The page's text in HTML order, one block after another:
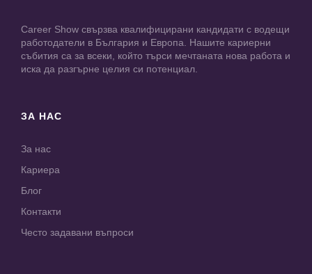
Career Show свързва квалифицирани кандидати с водещи
работодатели в България и Европа. Нашите кариерни
събития са за всеки, който търси мечтаната нова работа и
иска да разгърне целия си потенциал.
ЗА НАС
За нас
Кариера
Блог
Контакти
Често задавани въпроси